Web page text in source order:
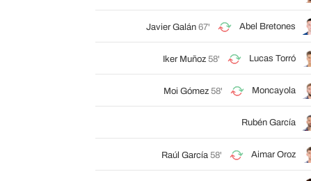
Javier Galán 67' Abel Bretones
Iker Muñoz 58' Lucas Torró
Moi Gómez 58' Moncayola
Rubén García
Raúl García 58' Aimar Oroz